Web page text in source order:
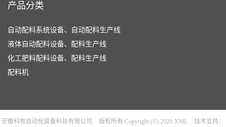
产品分类
自动配料系统设备、自动配料生产线
液体自动配料设备、配料生产线
化工肥料配料设备、配料生产线
配料机
安徽科牧自动化装备科技有限公司 版权所有 Copyright (©) 2026 XML 技术支持：